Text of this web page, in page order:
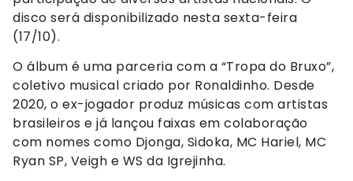
disco será disponibilizado nesta sexta-feira
(17/10).
O álbum é uma parceria com a “Tropa do Bruxo”,
coletivo musical criado por Ronaldinho. Desde
2020, o ex-jogador produz músicas com artistas
brasileiros e já lançou faixas em colaboração
com nomes como Djonga, Sidoka, MC Hariel, MC
Ryan SP, Veigh e WS da Igrejinha.